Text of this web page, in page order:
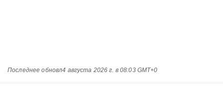
Последнее обновл4 августа 2026 г. в 08:03 GMT+0